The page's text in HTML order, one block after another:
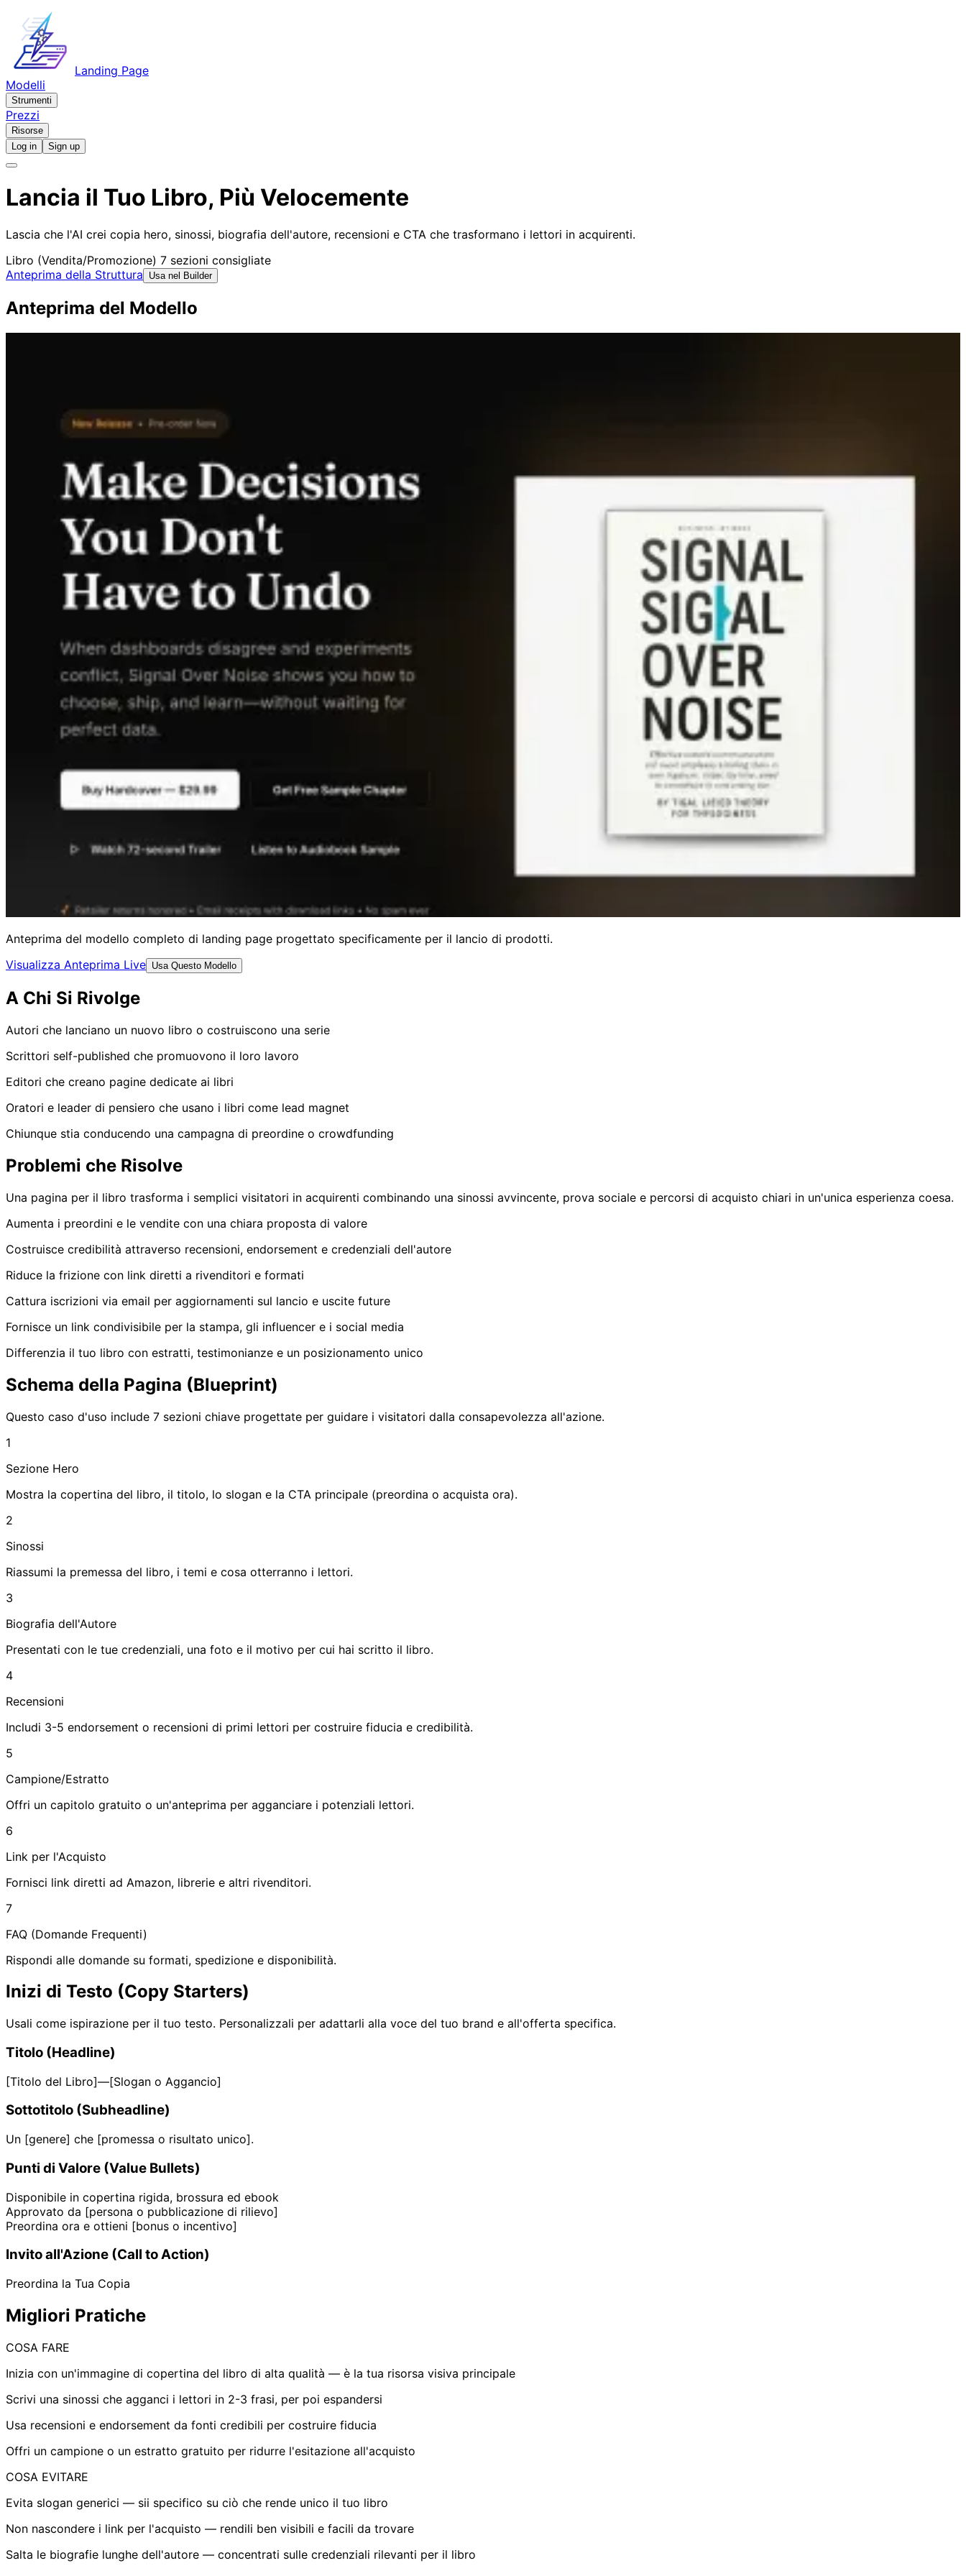
Landing Page
Modelli
Strumenti
Prezzi
Risorse
Log in
Sign up
Lancia il Tuo Libro, Più Velocemente
Lascia che l'AI crei copia hero, sinossi, biografia dell'autore, recensioni e CTA che trasformano i lettori in acquirenti.
Libro (Vendita/Promozione) 7 sezioni consigliate
Anteprima della Struttura
Usa nel Builder
Anteprima del Modello
Anteprima del modello completo di landing page progettato specificamente per il lancio di prodotti.
Visualizza Anteprima Live Usa Questo Modello
A Chi Si Rivolge
Autori che lanciano un nuovo libro o costruiscono una serie
Scrittori self-published che promuovono il loro lavoro
Editori che creano pagine dedicate ai libri
Oratori e leader di pensiero che usano i libri come lead magnet
Chiunque stia conducendo una campagna di preordine o crowdfunding
Problemi che Risolve
Una pagina per il libro trasforma i semplici visitatori in acquirenti combinando una sinossi avvincente, prova sociale e percorsi di acquisto chiari in un'unica esperienza coesa.
Aumenta i preordini e le vendite con una chiara proposta di valore
Costruisce credibilità attraverso recensioni, endorsement e credenziali dell'autore
Riduce la frizione con link diretti a rivenditori e formati
Cattura iscrizioni via email per aggiornamenti sul lancio e uscite future
Fornisce un link condivisibile per la stampa, gli influencer e i social media
Differenzia il tuo libro con estratti, testimonianze e un posizionamento unico
Schema della Pagina (Blueprint)
Questo caso d'uso include 7 sezioni chiave progettate per guidare i visitatori dalla consapevolezza all'azione.
1
Sezione Hero
Mostra la copertina del libro, il titolo, lo slogan e la CTA principale (preordina o acquista ora).
2
Sinossi
Riassumi la premessa del libro, i temi e cosa otterranno i lettori.
3
Biografia dell'Autore
Presentati con le tue credenziali, una foto e il motivo per cui hai scritto il libro.
4
Recensioni
Includi 3-5 endorsement o recensioni di primi lettori per costruire fiducia e credibilità.
5
Campione/Estratto
Offri un capitolo gratuito o un'anteprima per agganciare i potenziali lettori.
6
Link per l'Acquisto
Fornisci link diretti ad Amazon, librerie e altri rivenditori.
7
FAQ (Domande Frequenti)
Rispondi alle domande su formati, spedizione e disponibilità.
Inizi di Testo (Copy Starters)
Usali come ispirazione per il tuo testo. Personalizzali per adattarli alla voce del tuo brand e all'offerta specifica.
Titolo (Headline)
[Titolo del Libro]—[Slogan o Aggancio]
Sottotitolo (Subheadline)
Un [genere] che [promessa o risultato unico].
Punti di Valore (Value Bullets)
Disponibile in copertina rigida, brossura ed ebook
Approvato da [persona o pubblicazione di rilievo]
Preordina ora e ottieni [bonus o incentivo]
Invito all'Azione (Call to Action)
Preordina la Tua Copia
Migliori Pratiche
COSA FARE
Inizia con un'immagine di copertina del libro di alta qualità — è la tua risorsa visiva principale
Scrivi una sinossi che agganci i lettori in 2-3 frasi, per poi espandersi
Usa recensioni e endorsement da fonti credibili per costruire fiducia
Offri un campione o un estratto gratuito per ridurre l'esitazione all'acquisto
COSA EVITARE
Evita slogan generici — sii specifico su ciò che rende unico il tuo libro
Non nascondere i link per l'acquisto — rendili ben visibili e facili da trovare
Salta le biografie lunghe dell'autore — concentrati sulle credenziali rilevanti per il libro